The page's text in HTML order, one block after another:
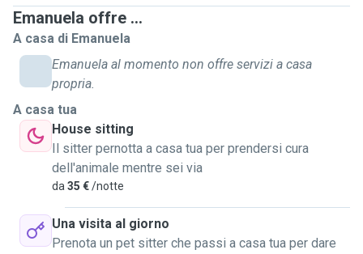
sgambamento cani dove potrei portare il vostro cane a
giocare e correre un po'. Trascorrere del tempo con i cani mi
rende felice, li reputo parte integrante di una famiglia. Ho
esperienza come dog sitter da poco più di quattro anni ed
ogni cane conosciuto lo porto nel cuore, in breve tempo
cerco di creare un legame e mi ci affeziono subito .
Emanuela offre ...
A casa di Emanuela
Emanuela al momento non offre servizi a casa
propria.
A casa tua
House sitting
Il sitter pernotta a casa tua per prendersi cura
dell'animale mentre sei via
da 35 €/notte
Una visita al giorno
Prenota un pet sitter che passi a casa tua per dare